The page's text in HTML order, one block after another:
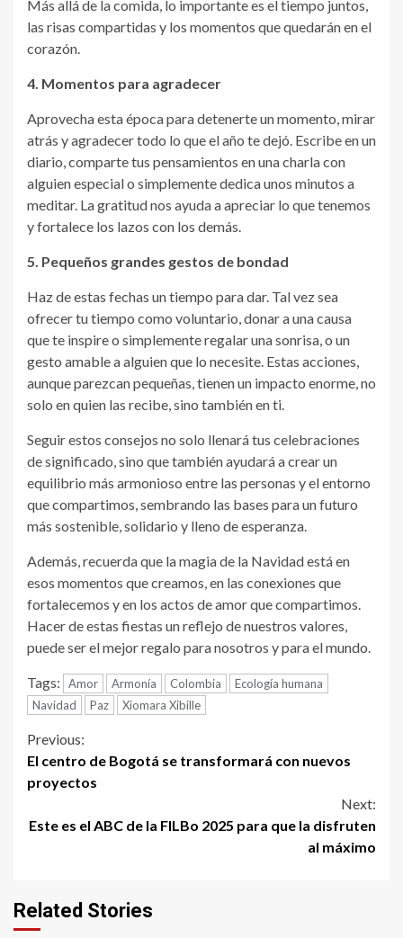
Más allá de la comida, lo importante es el tiempo juntos,
las risas compartidas y los momentos que quedarán en el
corazón.
4. Momentos para agradecer
Aprovecha esta época para detenerte un momento, mirar
atrás y agradecer todo lo que el año te dejó. Escribe en un
diario, comparte tus pensamientos en una charla con
alguien especial o simplemente dedica unos minutos a
meditar. La gratitud nos ayuda a apreciar lo que tenemos
y fortalece los lazos con los demás.
5. Pequeños grandes gestos de bondad
Haz de estas fechas un tiempo para dar. Tal vez sea
ofrecer tu tiempo como voluntario, donar a una causa
que te inspire o simplemente regalar una sonrisa, o un
gesto amable a alguien que lo necesite. Estas acciones,
aunque parezcan pequeñas, tienen un impacto enorme, no
solo en quien las recibe, sino también en ti.
Seguir estos consejos no solo llenará tus celebraciones
de significado, sino que también ayudará a crear un
equilibrio más armonioso entre las personas y el entorno
que compartimos, sembrando las bases para un futuro
más sostenible, solidario y lleno de esperanza.
Además, recuerda que la magia de la Navidad está en
esos momentos que creamos, en las conexiones que
fortalecemos y en los actos de amor que compartimos.
Hacer de estas fiestas un reflejo de nuestros valores,
puede ser el mejor regalo para nosotros y para el mundo.
Tags: Amor Armonía Colombia
Ecología humana
Navidad
Paz Xiomara Xibille
Continue
Reading
Previous:
El centro de Bogotá se transformará con nuevos
proyectos
Next:
Este es el ABC de la FILBo 2025 para que la disfruten
al máximo
Related Stories